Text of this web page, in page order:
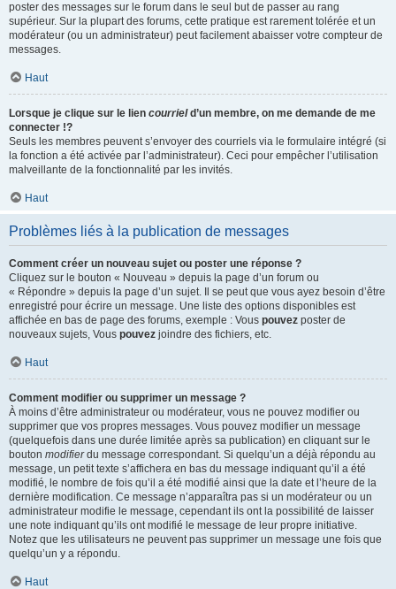
poster des messages sur le forum dans le seul but de passer au rang
supérieur. Sur la plupart des forums, cette pratique est rarement tolérée et un
modérateur (ou un administrateur) peut facilement abaisser votre compteur de
messages.
Haut
Lorsque je clique sur le lien courrield’un membre, on me demande de me
connecter !?
Seuls les membres peuvent s’envoyer des courriels via le formulaire intégré (si
la fonction a été activée par l’administrateur). Ceci pour empêcher l’utilisation
malveillante de la fonctionnalité par les invités.
Haut
Problèmes liés à la publication de messages
Comment créer un nouveau sujet ou poster une réponse ?
Cliquez sur le bouton « Nouveau » depuis la page d’un forum ou
« Répondre » depuis la page d’un sujet. Il se peut que vous ayez besoin d’être
enregistré pour écrire un message. Une liste des options disponibles est
affichée en bas de page des forums, exemple : Vous pouvez poster de
nouveaux sujets, Vous pouvez joindre des fichiers, etc.
Haut
Comment modifier ou supprimer un message ?
À moins d’être administrateur ou modérateur, vous ne pouvez modifier ou
supprimer que vos propres messages. Vous pouvez modifier un message
(quelquefois dans une durée limitée après sa publication) en cliquant sur le
bouton modifierdu message correspondant. Si quelqu’un a déjà répondu au
message, un petit texte s’affichera en bas du message indiquant qu’il a été
modifié, le nombre de fois qu’il a été modifié ainsi que la date et l’heure de la
dernière modification. Ce message n’apparaîtra pas si un modérateur ou un
administrateur modifie le message, cependant ils ont la possibilité de laisser
une note indiquant qu’ils ont modifié le message de leur propre initiative.
Notez que les utilisateurs ne peuvent pas supprimer un message une fois que
quelqu’un y a répondu.
Haut